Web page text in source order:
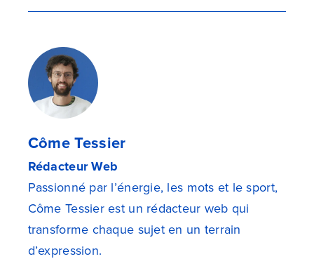
Côme Tessier
Rédacteur Web
Passionné par l’énergie, les mots et le sport,
Côme Tessier est un rédacteur web qui
transforme chaque sujet en un terrain
d’expression.